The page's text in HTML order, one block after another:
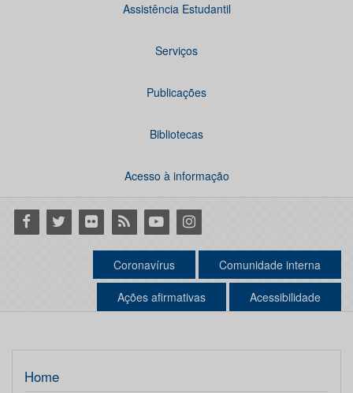
Assistência Estudantil
Serviços
Publicações
Bibliotecas
Acesso à informação
Facebook
Twitter Flickr RSS YoutubeInstagram
Coronavírus Comunidade interna
Ações afirmativas Acessibilidade
Home